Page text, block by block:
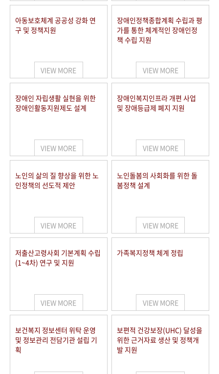
아동보호체계 공공성 강화 연
구 및 정책지원
VIEW MORE
장애인정책종합계획 수립과 평
가를 통한 체계적인 장애인정
책 수립 지원
VIEW MORE
장애인 자립생활 실현을 위한
장애인활동지원제도 설계
VIEW MORE
장애인복지인프라 개편 사업
및 장애등급제 폐지 지원
VIEW MORE
노인의 삶의 질 향상을 위한 노
인정책의 선도적 제안
VIEW MORE
노인돌봄의 사회화를 위한 돌
봄정책 설계
VIEW MORE
저출산고령사회 기본계획 수립
(1~4차) 연구 및 지원
VIEW MORE
가족복지정책 체계 정립
VIEW MORE
보건복지 정보센터 위탁 운영
및 정보관리 전담기관 설립 기
획
보편적 건강보장(UHC) 달성을
위한 근거자료 생산 및 정책개
발 지원